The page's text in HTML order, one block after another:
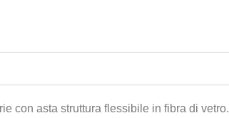
con asta struttura flessibile in fibra di vetro.